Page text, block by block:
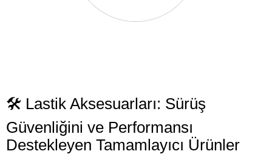
🛠️ Lastik Aksesuarları: Sürüş
Güvenliğini ve Performansı
Destekleyen Tamamlayıcı Ürünler